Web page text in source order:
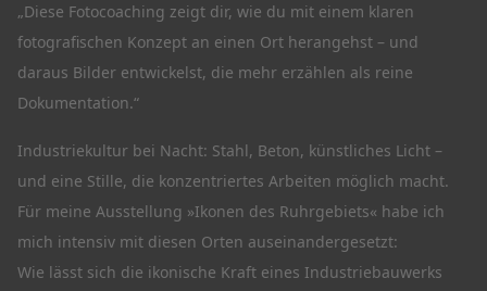
„Diese Fotocoaching zeigt dir, wie du mit einem klaren
fotografischen Konzept an einen Ort herangehst – und
daraus Bilder entwickelst, die mehr erzählen als reine
Dokumentation.“
Industriekultur bei Nacht: Stahl, Beton, künstliches Licht –
und eine Stille, die konzentriertes Arbeiten möglich macht.
Für meine Ausstellung »Ikonen des Ruhrgebiets« habe ich
mich intensiv mit diesen Orten auseinandergesetzt:
Wie lässt sich die ikonische Kraft eines Industriebauwerks